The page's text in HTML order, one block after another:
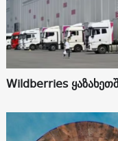
Wildberries